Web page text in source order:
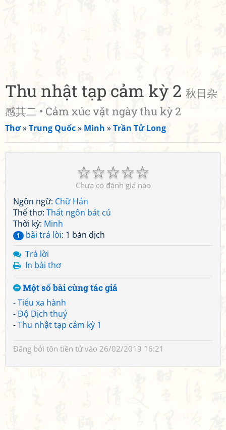
Thu nhật tạp cảm kỳ 2 秋日杂
感其二 • Cảm xúc vặt ngày thu kỳ 2
Thơ»Trung Quốc» Minh »Trần Tử Long
☆
☆
☆
☆
☆
Chưa có đánh giá nào
Ngôn ngữ: Chữ Hán
Thể thơ: Thất ngôn bát cú
Thời kỳ: Minh
1 bài trả lời: 1 bản dịch
Trả lời
In bài thơ
Một số bài cùng tác giả
-Tiểu xa hành
-Độ Dịch thuỷ
-Thu nhật tạp cảm kỳ 1
Đăng bởi tôn tiền tửvào 26/02/2019 16:21